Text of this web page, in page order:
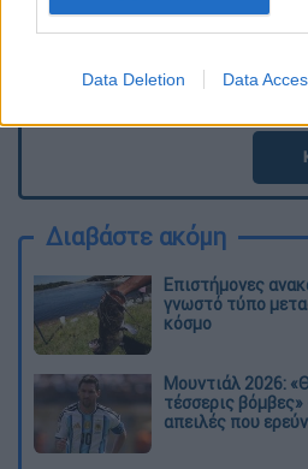
Data Deletion Data
Διαβάστε ακόμη
Επιστήμονες
γνωστό τύπο
κόσμο
Μουντιάλ 2026:
τέσσερις
απειλές που